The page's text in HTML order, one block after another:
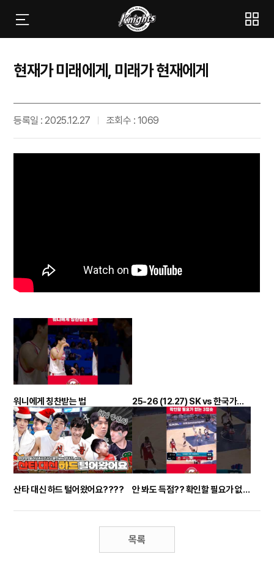
현재가 미래에게, 미래가 현재에게
등록일 : 2025.12.27 조회수 : 1069
워니에게 칭찬받는 법 25-26 (12.27) SK vs 한국가스공사 정규리그 하이라이트
산타 대신 하드 털어왔어요???? 안 봐도 득점?? 확인할 필요가 없는 3점슛
목록